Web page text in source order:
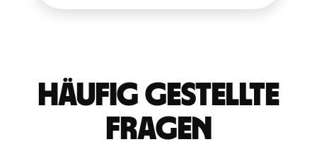
Häufig gestellte
Fragen